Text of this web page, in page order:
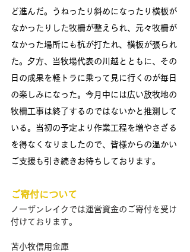
ど進んだ。うねったり斜めになったり横板が
なかったりした牧柵が整えられ、元々牧柵が
なかった場所にも杭が打たれ、横板が張られ
た。夕方、当牧場代表の川越とともに、その
日の成果を軽トラに乗って見に行くのが毎日
の楽しみになった。今月中には広い放牧地の
牧柵工事は終了するのではないかと推測して
いる。当初の予定より作業工程を増やさざる
を得なくなりましたので、皆様からの温かい
ご支援も引き続きお待ちしております。
ご寄付について
ノーザンレイクでは運営資金のご寄付を受け
付けております。
苫小牧信用金庫